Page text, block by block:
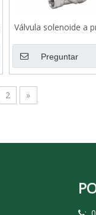
Válvula solenoide a
acero inoxidable,
Preguntar
2 »
